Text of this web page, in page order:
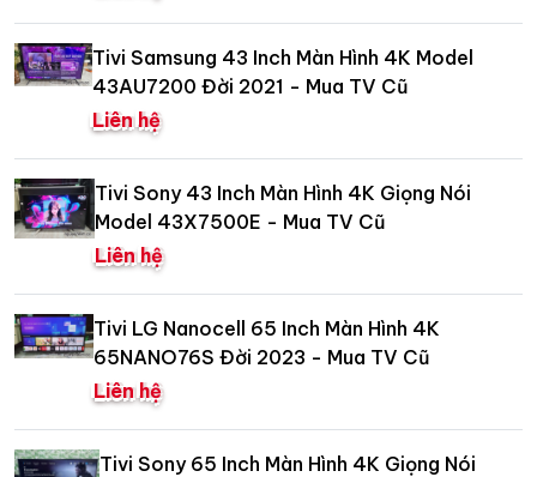
Tivi Samsung 43 Inch Màn Hình 4K Model
43AU7200 Đời 2021 - Mua TV Cũ
Liên hệ
Tivi Sony 43 Inch Màn Hình 4K Giọng Nói
Model 43X7500E - Mua TV Cũ
Liên hệ
Tivi LG Nanocell 65 Inch Màn Hình 4K
65NANO76S Đời 2023 - Mua TV Cũ
Liên hệ
Tivi Sony 65 Inch Màn Hình 4K Giọng Nói